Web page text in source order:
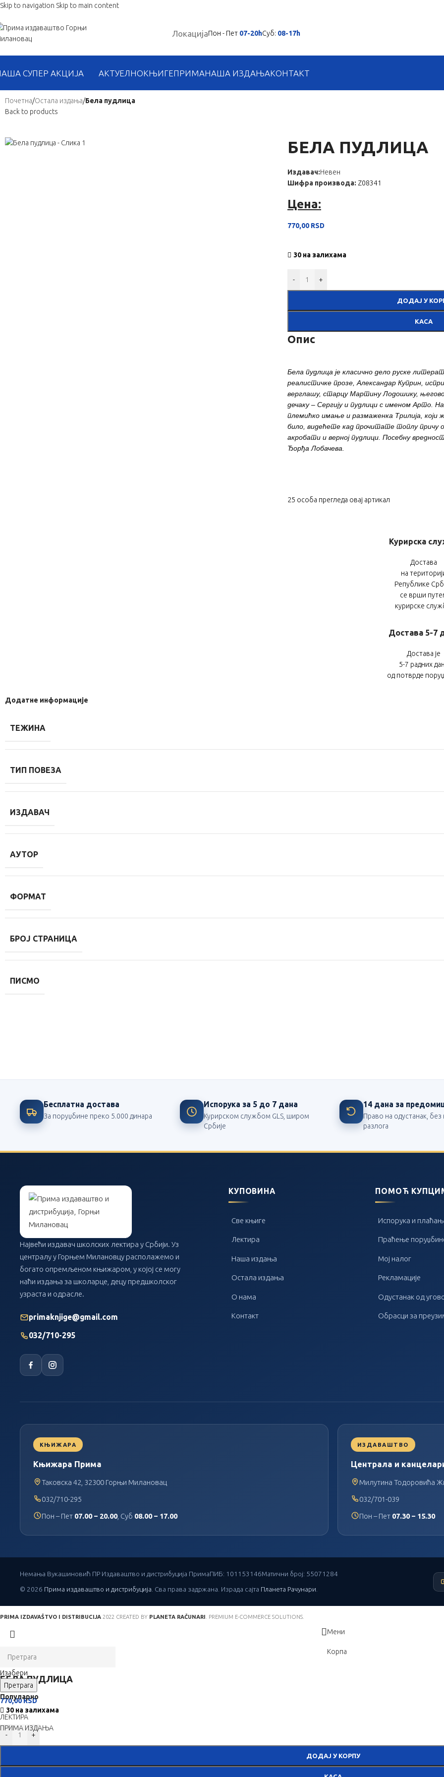
Skip to navigation Skip to main content
ЛокацијаПон - Пет 07-20hСуб: 08-17h
СУПЕР АКЦИЈА АКТУЕЛНОКЊИГЕПРИМАНАША ИЗДАЊАКОНТАКТ
Почетна/Остала издања/Бела пудлица
Back to products
БЕЛА ПУДЛИЦА
Издавач:Невен
Шифра производа: Z08341
Цена:
770,00 RSD
30 на залихама
- +
ДОДАЈ У
КАСА
Опис
Бела пудлица је класично дело руске
реалистичке прозе, Александар Куприн,
верглашу, старцу Мартину Лодошику,
дечаку – Сергију и пудлици с именом Арто.
племићко имање и размаженка Трилија,
било, видећете кад прочитате топлу причу
акробати и верној пудлици. Посебну
Ђорђа Лобачева.
25 особа прегледа овај артикал
Курирска
Достава
на
Републике
се врши
курирске
Достава 5-7
Достава је
5-7 радних
од потврде
Додатне информације
ТЕЖИНА
ТИП ПОВЕЗА
ИЗДАВАЧ
АУТОР
ФОРМАТ
БРОЈ СТРАНИЦА
ПИСМО
Бесплатна достава
За поруџбине преко 5.000 динара
Испорука за 5 до 7 дана
Курирском службом GLS, широм
Србије
14 дана за
Право на одустанак,
разлога
Највећи издавач школских лектира у Србији. Уз
централу у Горњем Милановцу располажемо и
богато опремљеном књижаром, у којој се могу
наћи издања за школарце, децу предшколског
узраста и одрасле.
primaknjige@gmail.com
032/710-295
КУПОВИНА
Све књиге
Лектира
Наша издања
Остала издања
О нама
Контакт
ПОМОЋ
Испорука и
Праћење
Мој налог
Рекламације
Одустанак од
Обрасци за
КЊИЖАРА
Књижара Прима
Таковска 42, 32300 Горњи Милановац
032/710-295
Пон – Пет 07.00 – 20.00, Суб 08.00 – 17.00
ИЗДАВАШТВО
Централа и
Милутина Тодоровића
032/701-039
Пон – Пет 07.30 – 15.30
Немања Вукашиновић ПР Издаваштво и дистрибуција ПримаПИБ: 101153146Матични број: 55071284
© 2026 Прима издаваштво и дистрибуција . Сва права задржана. Израда сајта Планета Рачунари
PRIMA IZDAVAŠTVO I DISTRIBUCIJA 2022 CREATED BY PLANETA RAČUNARI . PREMIUM E-COMMERCE SOLUTIONS.
Изабери
Претрага
When autocomplete results are available use up and down arrows to review and enter to go to the desired page. Touch device
Популарно
ЛЕКТИРА
ПРИМА ИЗДАЊА
Мени
Корпа
БЕЛА ПУДЛИЦА
770,00RSD
30 на залихама
- +
ДОДАЈ У КОРПУ